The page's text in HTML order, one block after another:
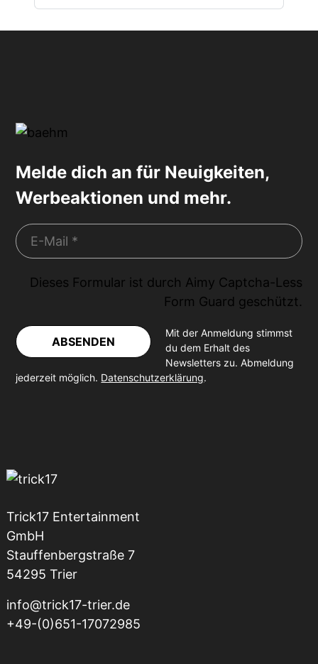
Melde dich an für Neuigkeiten,
Werbeaktionen und mehr.
Dieses Formular ist durch Aimy Captcha-Less
Form Guard geschützt.
ABSENDEN
Mit der Anmeldung stimmst
du dem Erhalt des
Newsletters zu. Abmeldung
jederzeit möglich. Datenschutzerklärung.
Trick17 Entertainment
GmbH
Stauffenbergstraße 7
54295 Trier
info@trick17-trier.de
+49-(0)651-17072985